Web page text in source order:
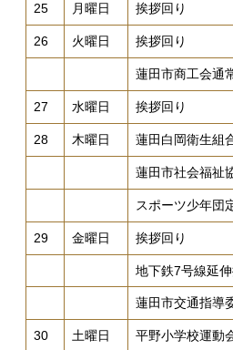
25 月曜日 挨拶回り
26 火曜日 挨拶回り
蓮田市商工会通
27 水曜日 挨拶回り
28 木曜日 蓮田白岡衛生組
蓮田市社会福祉
スポーツ少年団
29 金曜日 挨拶回り
地下鉄7号線延
蓮田市交通指導
30 土曜日 平野小学校運動